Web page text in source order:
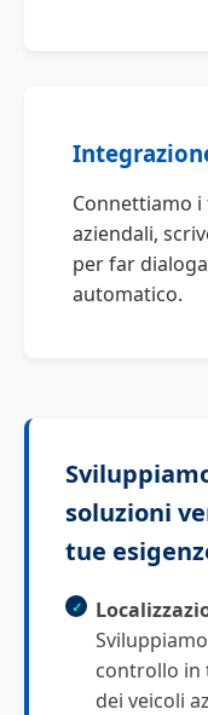
Connettiamo
aziendali,
per far
automatico.
soluzioni
tue
controllo in
dei veicoli